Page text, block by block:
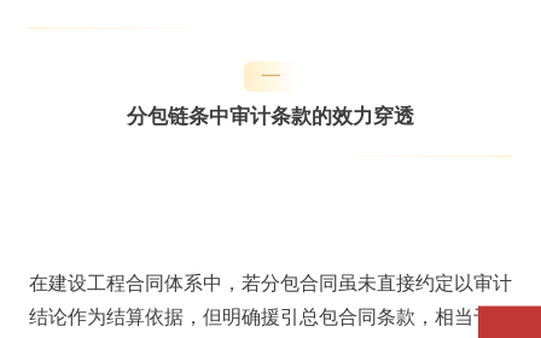
一
分包链条中审计条款的效力穿透
在建设工程合同体系中，若分包合同虽未直接约定以审计
结论作为结算依据，但明确援引总包合同条款，相当于嵌